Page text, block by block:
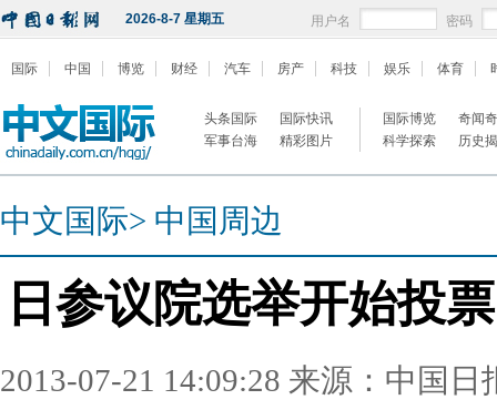
2026-8-7 星期五 用户名 密码
国际 中国 博览 财经 汽车 房产 科技 娱乐 体育
头条国际
国际快讯
军事台海
精彩图片
国际博览
奇闻
科学探索
历史
中文国际> 中国周边
日参议院选举开始投
2013-07-21 14:09:28 来源：中国日